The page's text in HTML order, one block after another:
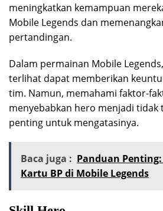
meningkatkan kemampuan
Mobile Legends dan
pertandingan.
Dalam permainan Mobile
terlihat dapat memberikan
tim. Namun, memahami faktor-
menyebabkan hero menjadi tidak
penting untuk mengatasinya.
Baca juga : Panduan
Kartu BP di Mobile Legends